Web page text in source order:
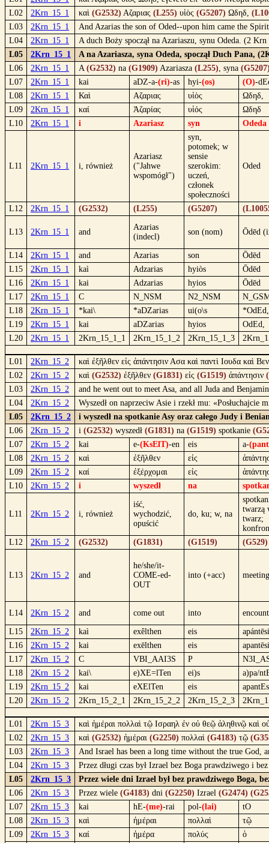
L02
2Krn_15_1 καὶ (G2532) Αζαριας (L255) υἱὸς (G5207) Ωδηδ,
L03
2Krn_15_1
And Azarias the son of Oded--upon him came the
L04
2Krn_15_1
A duch Boży spoczął na Azariaszu, synu Odeda. (2
L05
2Krn_15_1
A na Azariasza, syna Odeda, spoczął Duch Pana,
L06
2Krn_15_1 A (G2532) na (G1909) Azariasza (L255), syna
L07
2Krn_15_1 kai aDZ-a-(ri)-as hyi-(os) (O)-
L08
2Krn_15_1 Καὶ Αζαριας υἱὸς
Ωδηδ,
L09
2Krn_15_1 καί Ἀζαρίας υἱός
Ωδηδ
L10
2Krn_15_1 i Azariasz syn Odeda
L11 2Krn_15_1 i, również
Azariasz
("Jahwe
wspomógł")
syn,
potomek; w
sensie
szerokim:
uczeń,
członek
społeczności
Oded
L12 2Krn_15_1 (G2532) (L255) (G5207)
L13 2Krn_15_1 and
Azarias
(indecl)
son (nom) Ōdēd
L14 2Krn_15_1 and Azarias son
Ōdēd
L15
2Krn_15_1 kaì Adzarias hyiòs
Ōdēd
L16
2Krn_15_1 kai Adzarias hyios
Ōdēd
L17
2Krn_15_1 C N_NSM N2_NSM
L18
2Krn_15_1 *kai\ *aDZarias ui(o\s
*OdEd,
L19
2Krn_15_1 kai aDZarias hyios
OdEd,
L20
2Krn_15_1 2Krn_15_1_1 2Krn_15_1_2 2Krn_15_1_3
L01 2Krn_15_2
καὶ ἐξῆλθεν εἰς ἀπάντησιν Ασα καὶ παντὶ Ιουδα καὶ
L02
2Krn_15_2 καὶ (G2532) ἐξῆλθεν (G1831) εἰς (G1519) ἀπάντησιν
L03
2Krn_15_2
and he went out to meet Asa, and all Juda and
L04
2Krn_15_2
Wyszedł on naprzeciw Asie i rzekł mu:
L05
2Krn_15_2
i wyszedł na spotkanie Asy oraz całego Judy i
L06
2Krn_15_2 i (G2532) wyszedł (G1831) na (G1519) spotkanie
L07
2Krn_15_2 kai e-(KsElT)-en eis a-
L08
2Krn_15_2 καὶ ἐξῆλθεν εἰς
L09
2Krn_15_2 καί ἐξέρχομαι εἰς
L10
2Krn_15_2 i wyszedł na
L11 2Krn_15_2 i, również
iść,
wychodzić,
opuścić
do, ku; w, na
twarzą
twarz;
L12
2Krn_15_2 (G2532) (G1831) (G1519) (G529)
L13 2Krn_15_2 and
he/she/it-
COME-ed-
OUT
into (+acc)
L14 2Krn_15_2 and come out into
L15 2Krn_15_2 kaì exêlthen eis
L16
2Krn_15_2 kai exēlthen eis
L17
2Krn_15_2 C VBI_AAI3S P
L18
2Krn_15_2 kai\ e)XE=lTen ei)s
a)pa/
L19
2Krn_15_2 kai eXElTen eis
L20
2Krn_15_2 2Krn_15_2_1 2Krn_15_2_2 2Krn_15_2_3
L01 2Krn_15_3
καὶ ἡμέραι πολλαὶ τῷ Ισραηλ ἐν οὐ θεῷ ἀληθινῷ καὶ
L02
2Krn_15_3 καὶ (G2532) ἡμέραι (G2250) πολλαὶ (G4183) τῷ
L03
2Krn_15_3
And Israel has been a long time without the true God,
L04
2Krn_15_3
Przez długi czas był Izrael bez Boga prawdziwego i
L05
2Krn_15_3
Przez wiele dni Izrael był bez prawdziwego Boga,
L06
2Krn_15_3 Przez wiele (G4183) dni (G2250) Izrael (G2474)
L07
2Krn_15_3 kai hE-(me)-rai pol-(lai)
tO
L08
2Krn_15_3 καὶ ἡμέραι πολλαὶ
τῷ
L09
2Krn_15_3 καί ἡμέρα πολύς
ὁ